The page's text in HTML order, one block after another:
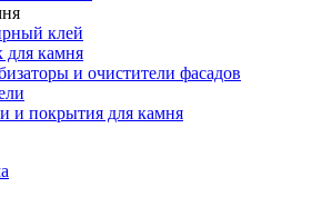
клей
для камня
и очистители фасадов
и покрытия для камня